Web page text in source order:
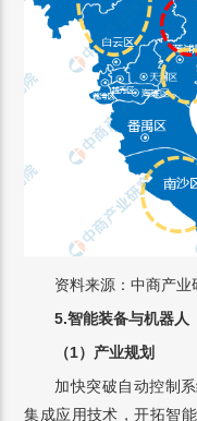
资料来源：中商产业
5.智能装备与机器人
（1）产业规划
加快突破自动控制
集成应用技术，开拓智